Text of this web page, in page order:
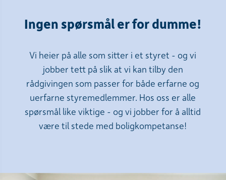
Ingen spørsmål er for dumme!
Vi heier på alle som sitter i et styret - og vi
jobber tett på slik at vi kan tilby den
rådgivingen som passer for både erfarne og
uerfarne styremedlemmer. Hos oss er alle
spørsmål like viktige - og vi jobber for å alltid
være til stede med boligkompetanse!